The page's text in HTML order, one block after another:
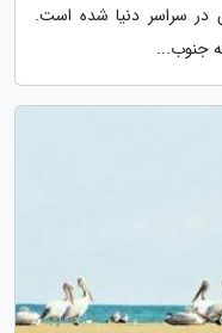
سراسر دنیا شده است.
جنوب...